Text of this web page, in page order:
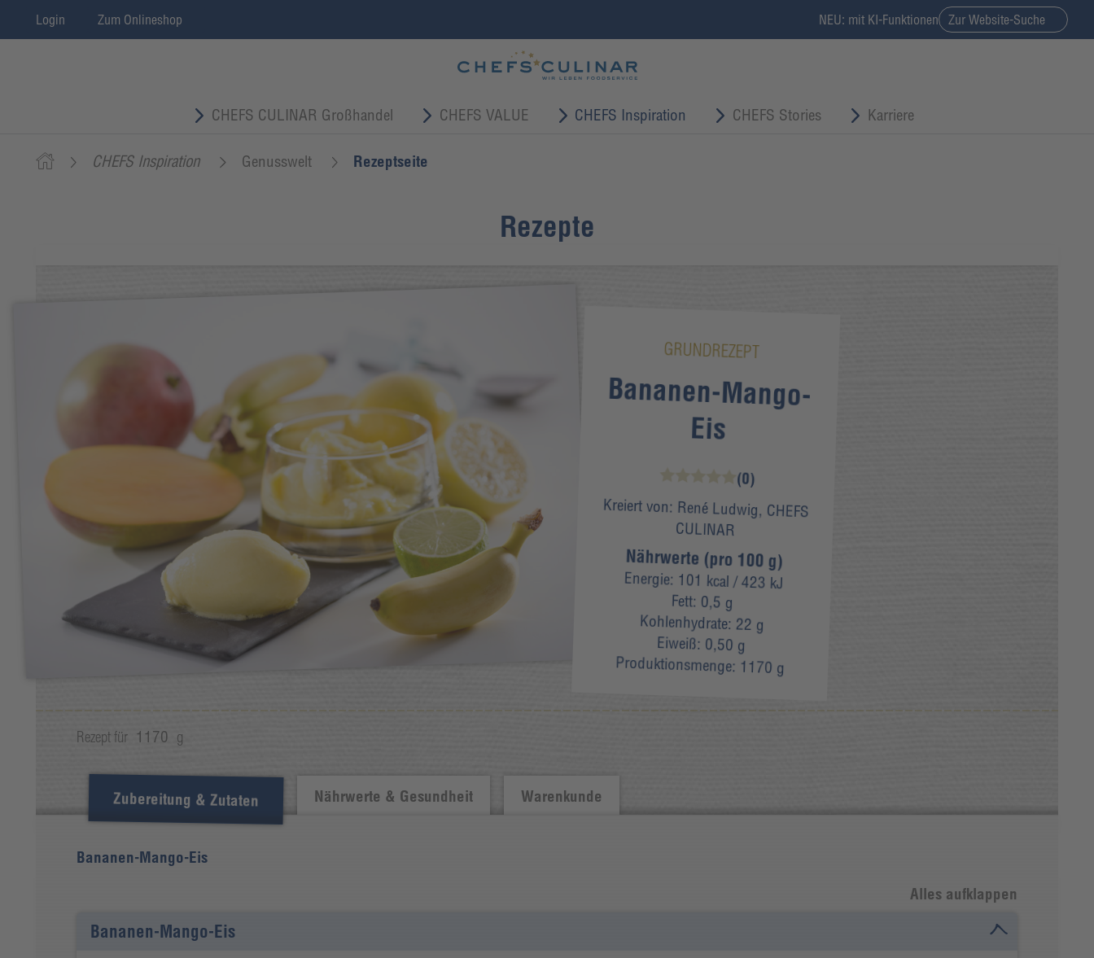
Login Zum Onlineshop NEU: mit KI-Funktionen Zur Website-Suche
CHEFS CULINAR Großhandel CHEFS VALUE CHEFS Inspiration CHEFS Stories Karriere
CHEFS Inspiration Genusswelt Rezeptseite
Rezepte
GRUNDREZEPT
Bananen-Mango-
Eis
(0)
Kreiert von: René Ludwig, CHEFS
CULINAR
Nährwerte (pro 100 g)
Energie: 101 kcal/ 423 kJ
Fett: 0,5 g
Kohlenhydrate: 22 g
Eiweiß: 0,50 g
Produktionsmenge: 1170 g
Rezept für 1170 g
Zubereitung & Zutaten Nährwerte & Gesundheit Warenkunde
Bananen-Mango-Eis
Alles aufklappen
Bananen-Mango-Eis